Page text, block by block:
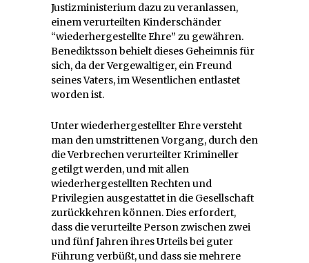
Justizministerium dazu zu veranlassen,
einem verurteilten Kinderschänder
“wiederhergestellte Ehre” zu gewähren.
Benediktsson behielt dieses Geheimnis für
sich, da der Vergewaltiger, ein Freund
seines Vaters, im Wesentlichen entlastet
worden ist.
Unter wiederhergestellter Ehre versteht
man den umstrittenen Vorgang, durch den
die Verbrechen verurteilter Krimineller
getilgt werden, und mit allen
wiederhergestellten Rechten und
Privilegien ausgestattet in die Gesellschaft
zurückkehren können. Dies erfordert,
dass die verurteilte Person zwischen zwei
und fünf Jahren ihres Urteils bei guter
Führung verbüßt, und dass sie mehrere